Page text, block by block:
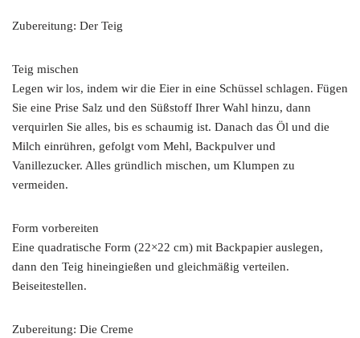
Zubereitung: Der Teig
Teig mischen
Legen wir los, indem wir die Eier in eine Schüssel schlagen. Fügen
Sie eine Prise Salz und den Süßstoff Ihrer Wahl hinzu, dann
verquirlen Sie alles, bis es schaumig ist. Danach das Öl und die
Milch einrühren, gefolgt vom Mehl, Backpulver und
Vanillezucker. Alles gründlich mischen, um Klumpen zu
vermeiden.
Form vorbereiten
Eine quadratische Form (22×22 cm) mit Backpapier auslegen,
dann den Teig hineingießen und gleichmäßig verteilen.
Beiseitestellen.
Zubereitung: Die Creme